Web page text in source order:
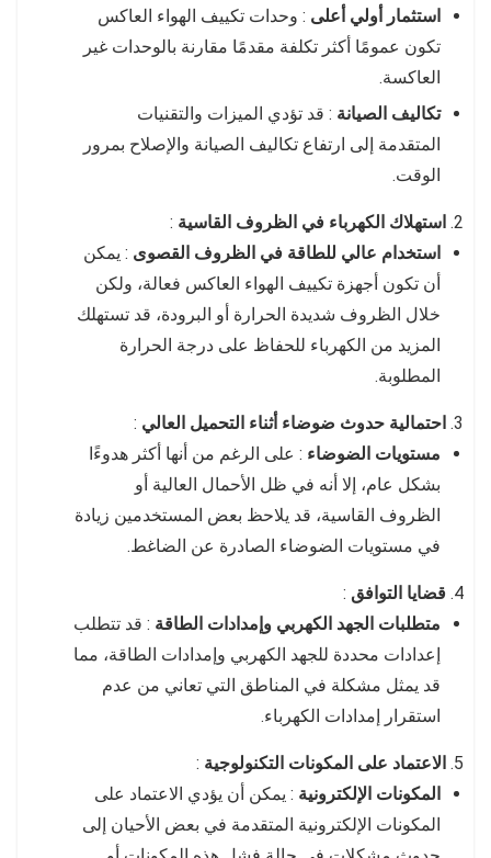
استثمار أولي أعلى : وحدات تكييف الهواء العاكس
تكون عمومًا أكثر تكلفة مقدمًا مقارنة بالوحدات غير
العاكسة.
تكاليف الصيانة : قد تؤدي الميزات والتقنيات
المتقدمة إلى ارتفاع تكاليف الصيانة والإصلاح بمرور
الوقت.
استهلاك الكهرباء في الظروف القاسية :
استخدام عالي للطاقة في الظروف القصوى : يمكن
أن تكون أجهزة تكييف الهواء العاكس فعالة، ولكن
خلال الظروف شديدة الحرارة أو البرودة، قد تستهلك
المزيد من الكهرباء للحفاظ على درجة الحرارة
المطلوبة.
احتمالية حدوث ضوضاء أثناء التحميل العالي :
مستويات الضوضاء : على الرغم من أنها أكثر هدوءًا
بشكل عام، إلا أنه في ظل الأحمال العالية أو
الظروف القاسية، قد يلاحظ بعض المستخدمين زيادة
في مستويات الضوضاء الصادرة عن الضاغط.
قضايا التوافق :
متطلبات الجهد الكهربي وإمدادات الطاقة : قد تتطلب
إعدادات محددة للجهد الكهربي وإمدادات الطاقة، مما
قد يمثل مشكلة في المناطق التي تعاني من عدم
استقرار إمدادات الكهرباء.
الاعتماد على المكونات التكنولوجية :
المكونات الإلكترونية : يمكن أن يؤدي الاعتماد على
المكونات الإلكترونية المتقدمة في بعض الأحيان إلى